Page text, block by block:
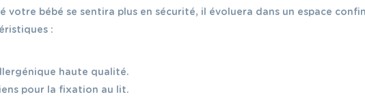
votre bébé se sentira plus en sécurité, il évoluera dans un espace
:
haute qualité.
pour la fixation au lit.